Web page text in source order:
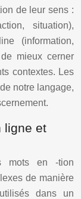
de leur sens :
situation),
(information,
mieux cerner
contextes. Les
notre langage,
ligne et
mots en -tion
de manière
dans un